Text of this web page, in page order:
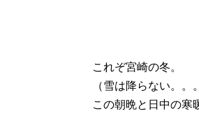
これぞ宮崎の冬。
（雪は降らない。。
この朝晩と日中の寒